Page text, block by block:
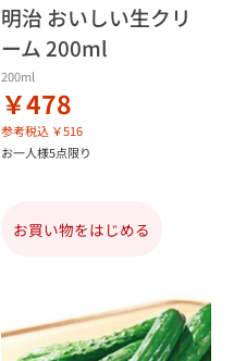
明治 おいしい生クリ
ーム 200ml
200ml
￥478
参考税込 ￥516
お一人様5点限り
お買い物をはじめる